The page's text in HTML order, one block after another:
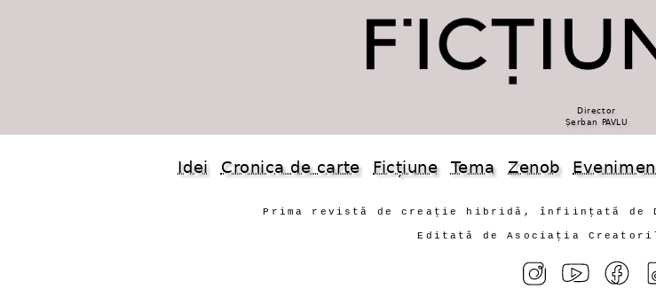
Director
Șerban PAVLU
Idei Cronica de carte Ficțiune Tema Zenob
Prima revistă de creație hibridă, înființată de
Editată de Asociația